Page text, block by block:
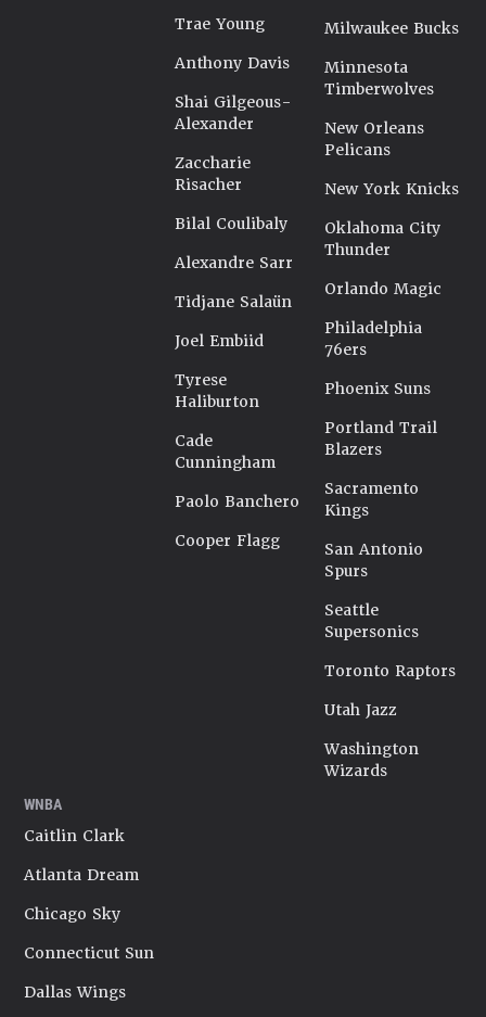
Trae Young
Anthony Davis
Shai Gilgeous-
Alexander
Zaccharie
Risacher
Bilal Coulibaly
Alexandre Sarr
Tidjane Salaün
Joel Embiid
Tyrese
Haliburton
Cade
Cunningham
Paolo Banchero
Cooper Flagg
Milwaukee Bucks
Minnesota
Timberwolves
New Orleans
Pelicans
New York Knicks
Oklahoma City
Thunder
Orlando Magic
Philadelphia
76ers
Phoenix Suns
Portland Trail
Blazers
Sacramento
Kings
San Antonio
Spurs
Seattle
Supersonics
Toronto Raptors
Utah Jazz
Washington
Wizards
WNBA
Caitlin Clark
Atlanta Dream
Chicago Sky
Connecticut Sun
Dallas Wings